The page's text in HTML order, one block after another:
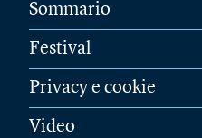
Sommario
Festival
Privacy e cookie
Video